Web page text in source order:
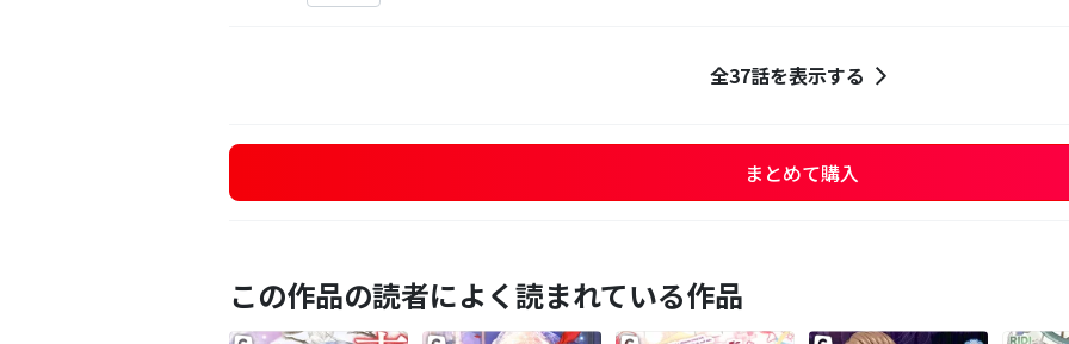
全37話を表示する
まとめて購入
この作品の読者によく読まれている作品